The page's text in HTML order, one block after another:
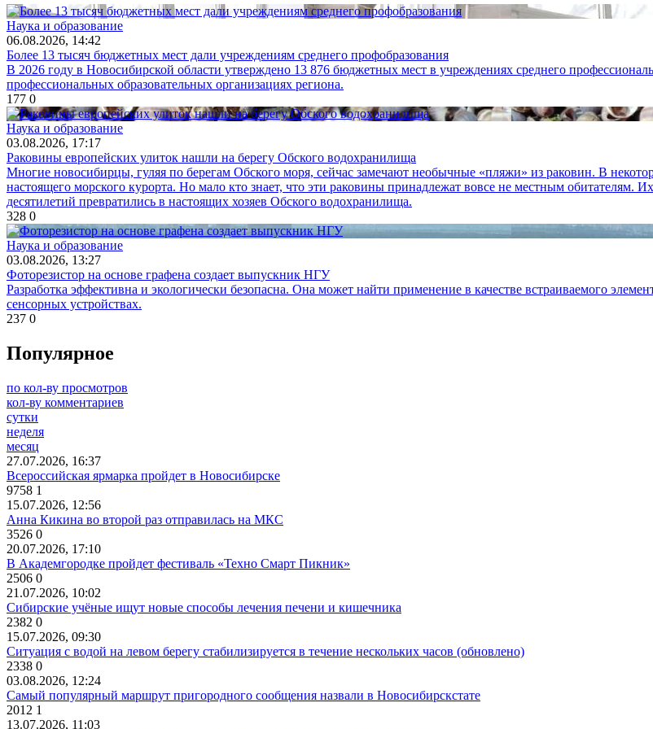
Наука и образование
06.08.2026, 14:42
Более 13 тысяч бюджетных мест дали учреждениям среднего профобразования
В 2026 году в Новосибирской области утверждено 13 876 бюджетных мест в учреждениях среднего
профессиональных образовательных организациях региона.
177 0
Наука и образование
03.08.2026, 17:17
Раковины европейских улиток нашли на берегу Обского водохранилища
Многие новосибирцы, гуляя по берегам Обского моря, сейчас замечают необычные «пляжи» из раковин. В
настоящего морского курорта. Но мало кто знает, что эти раковины принадлежат вовсе не местным обитателям.
десятилетий превратились в настоящих хозяев Обского водохранилища.
328 0
Наука и образование
03.08.2026, 13:27
Фоторезистор на основе графена создает выпускник НГУ
Разработка эффективна и экологически безопасна. Она может найти применение в качестве встраиваемого
сенсорных устройствах.
237 0
Популярное
по кол-ву просмотров
кол-ву комментариев
сутки
неделя
месяц
27.07.2026, 16:37
Всероссийская ярмарка пройдет в Новосибирске
9758 1
15.07.2026, 12:56
Анна Кикина во второй раз отправилась на МКС
3526 0
20.07.2026, 17:10
В Академгородке пройдет фестиваль «Техно Смарт Пикник»
2506 0
21.07.2026, 10:02
Сибирские учёные ищут новые способы лечения печени и кишечника
2382 0
15.07.2026, 09:30
Ситуация с водой на левом берегу стабилизируется в течение нескольких часов (обновлено)
2338 0
03.08.2026, 12:24
Самый популярный маршрут пригородного сообщения назвали в Новосибирскстате
2012 1
13.07.2026, 11:03